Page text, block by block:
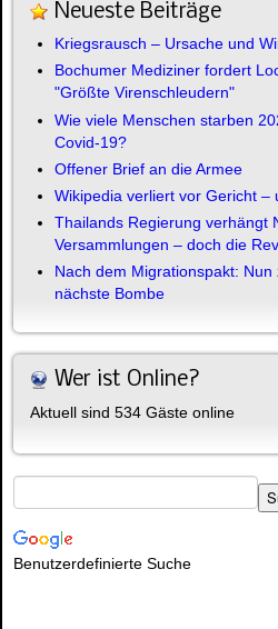
Neueste Beiträge
Kriegsrausch – Ursache und
Bochumer Mediziner fordert
"Größte Virenschleudern"
Wie viele Menschen starben
Covid-19?
Offener Brief an die Armee
Wikipedia verliert vor Gericht –
Thailands Regierung verhängt
Versammlungen – doch die
Nach dem Migrationspakt:
nächste Bombe
Wer ist Online?
Aktuell sind 534 Gäste online
Benutzerdefinierte Suche